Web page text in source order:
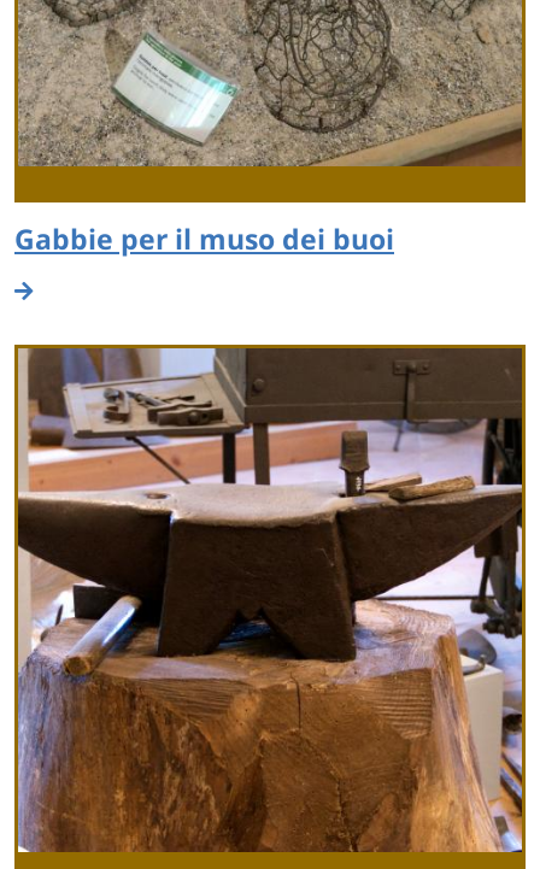
Gabbie per il muso dei buoi